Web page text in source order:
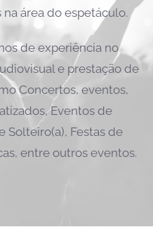
área do espetáculo.
de experiência no
e prestação de
Concertos, eventos,
Eventos de
Solteiro(a), Festas de
entre outros eventos.